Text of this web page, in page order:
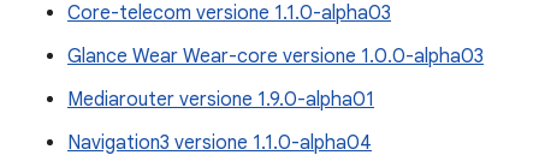
Core-telecom versione 1.1.0-alpha03
Glance Wear Wear-core versione 1.0.0-alpha03
Mediarouter versione 1.9.0-alpha01
Navigation3 versione 1.1.0-alpha04